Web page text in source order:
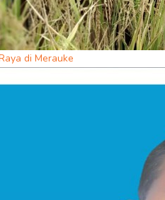
di Merauke